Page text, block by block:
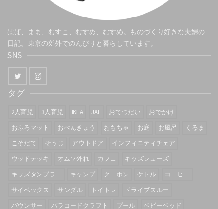
ぱぱ、まま、むすこ、むすめ、むすめ。ものづくり好きな夫婦の
日記。東京の郊外でのんびりと暮らしています。
SNS
タグ
2人育児 3人育児 IKEA JAF おてつだい
おでかけ
おふろマット
おべんきょう おもちゃ お庭 お風呂
くるま
こそだて
そうじ アウトドア
インフィニティチェア
ウッドデッキ
オムツ外れ カフェ
キッズシューズ
キッズタンブラー
キャンプ クーポン ケトル
コーヒー
サイベックス
サンダル トイトレ
ドライブスルー
バウンサー
パラコードクラフト プール ベビーベッド